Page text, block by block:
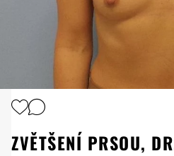
ZVĚTŠENÍ PRSOU,